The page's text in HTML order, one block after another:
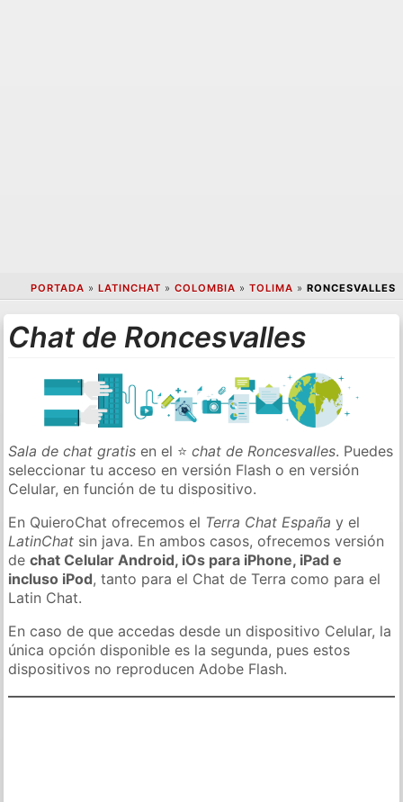
PORTADA » LATINCHAT » COLOMBIA » TOLIMA » RONCESVALLES
Chat de Roncesvalles
Sala de chat gratis en el ⭐chat de Roncesvalles. Puedes
seleccionar tu acceso en versión Flash o en versión
Celular, en función de tu dispositivo.
En QuieroChat ofrecemos el Terra Chat España y el
LatinChat sin java. En ambos casos, ofrecemos versión
dechat Celular Android, iOs para iPhone, iPad e
incluso iPod, tanto para el Chat de Terra como para el
Latin Chat.
En caso de que accedas desde un dispositivo Celular, la
única opción disponible es la segunda, pues estos
dispositivos no reproducen Adobe Flash.